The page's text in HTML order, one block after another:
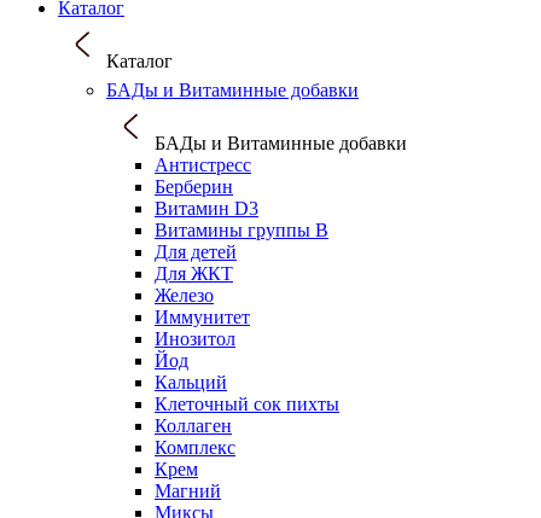
Каталог
Каталог
БАДы и Витаминные добавки
БАДы и Витаминные добавки
Антистресс
Берберин
Витамин D3
Витамины группы B
Для детей
Для ЖКТ
Железо
Иммунитет
Инозитол
Йод
Кальций
Клеточный сок пихты
Коллаген
Комплекс
Крем
Магний
Миксы